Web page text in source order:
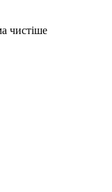
чистіше